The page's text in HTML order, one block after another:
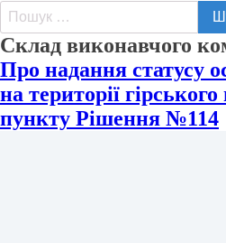
Пошук:
Склад виконавчого
Про надання статусу
на території
пункту Рішення №114